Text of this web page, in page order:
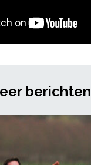
berichten